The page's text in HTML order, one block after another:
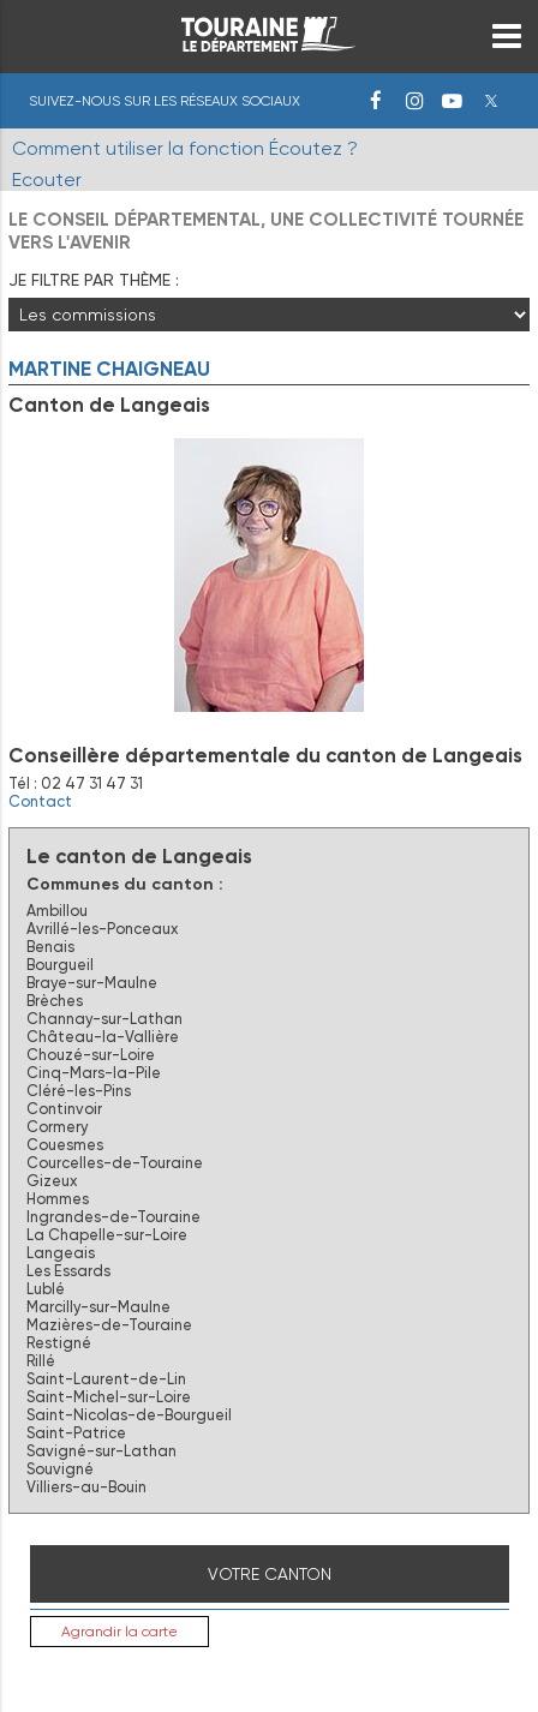
SUIVEZ-NOUS SUR LES RÉSEAUX SOCIAUX
Comment utiliser la fonction Écoutez ?
Ecouter
LE CONSEIL DÉPARTEMENTAL, UNE COLLECTIVITÉ TOURNÉE
VERS L'AVENIR
JE FILTRE PAR THÈME :
MARTINE CHAIGNEAU
Canton de Langeais
Conseillère départementale du canton de Langeais
Tél : 02 47 31 47 31
Contact
Le canton de Langeais
Communes du canton :
Ambillou
Avrillé-les-Ponceaux
Benais
Bourgueil
Braye-sur-Maulne
Brèches
Channay-sur-Lathan
Château-la-Vallière
Chouzé-sur-Loire
Cinq-Mars-la-Pile
Cléré-les-Pins
Continvoir
Cormery
Couesmes
Courcelles-de-Touraine
Gizeux
Hommes
Ingrandes-de-Touraine
La Chapelle-sur-Loire
Langeais
Les Essards
Lublé
Marcilly-sur-Maulne
Mazières-de-Touraine
Restigné
Rillé
Saint-Laurent-de-Lin
Saint-Michel-sur-Loire
Saint-Nicolas-de-Bourgueil
Saint-Patrice
Savigné-sur-Lathan
Souvigné
Villiers-au-Bouin
VOTRE CANTON
Agrandir la carte